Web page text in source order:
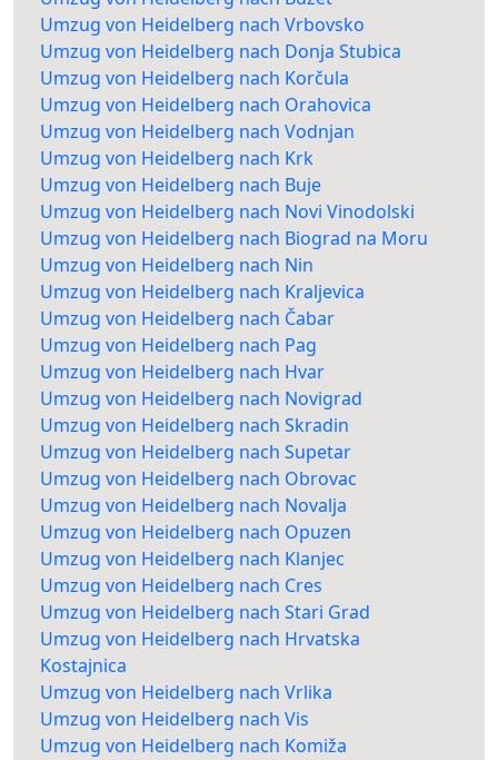
Umzug von Heidelberg nach Vrbovsko
Umzug von Heidelberg nach Donja Stubica
Umzug von Heidelberg nach Korčula
Umzug von Heidelberg nach Orahovica
Umzug von Heidelberg nach Vodnjan
Umzug von Heidelberg nach Krk
Umzug von Heidelberg nach Buje
Umzug von Heidelberg nach Novi Vinodolski
Umzug von Heidelberg nach Biograd na Moru
Umzug von Heidelberg nach Nin
Umzug von Heidelberg nach Kraljevica
Umzug von Heidelberg nach Čabar
Umzug von Heidelberg nach Pag
Umzug von Heidelberg nach Hvar
Umzug von Heidelberg nach Novigrad
Umzug von Heidelberg nach Skradin
Umzug von Heidelberg nach Supetar
Umzug von Heidelberg nach Obrovac
Umzug von Heidelberg nach Novalja
Umzug von Heidelberg nach Opuzen
Umzug von Heidelberg nach Klanjec
Umzug von Heidelberg nach Cres
Umzug von Heidelberg nach Stari Grad
Umzug von Heidelberg nach Hrvatska
Kostajnica
Umzug von Heidelberg nach Vrlika
Umzug von Heidelberg nach Vis
Umzug von Heidelberg nach Komiža